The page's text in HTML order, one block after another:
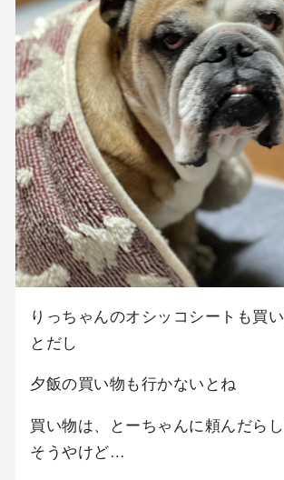
りっちゃんのオシッコシートも買
とだし
夕飯の買い物も行かないとね
買い物は、とーちゃんに頼んだら
そうやけど…